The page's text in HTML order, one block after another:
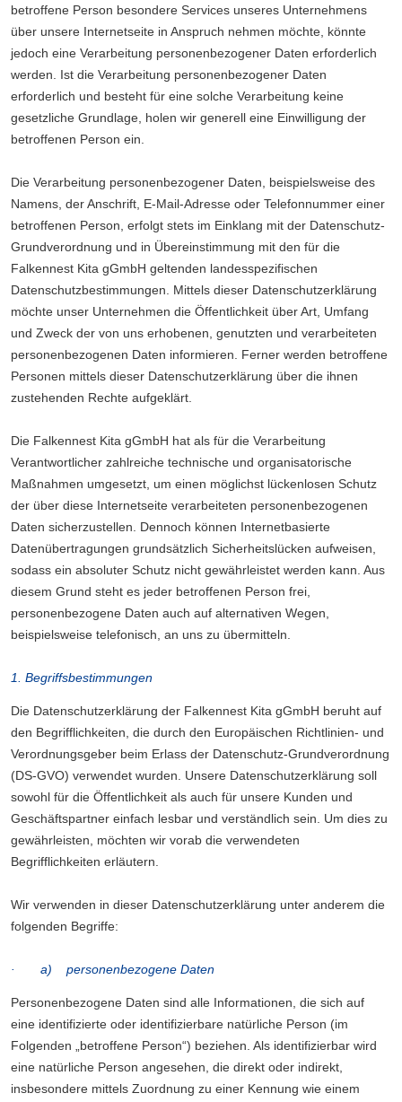
betroffene Person besondere Services unseres Unternehmens
über unsere Internetseite in Anspruch nehmen möchte, könnte
jedoch eine Verarbeitung personenbezogener Daten erforderlich
werden. Ist die Verarbeitung personenbezogener Daten
erforderlich und besteht für eine solche Verarbeitung keine
gesetzliche Grundlage, holen wir generell eine Einwilligung der
betroffenen Person ein.
Die Verarbeitung personenbezogener Daten, beispielsweise des
Namens, der Anschrift, E-Mail-Adresse oder Telefonnummer einer
betroffenen Person, erfolgt stets im Einklang mit der Datenschutz-
Grundverordnung und in Übereinstimmung mit den für die
Falkennest Kita gGmbH geltenden landesspezifischen
Datenschutzbestimmungen. Mittels dieser Datenschutzerklärung
möchte unser Unternehmen die Öffentlichkeit über Art, Umfang
und Zweck der von uns erhobenen, genutzten und verarbeiteten
personenbezogenen Daten informieren. Ferner werden betroffene
Personen mittels dieser Datenschutzerklärung über die ihnen
zustehenden Rechte aufgeklärt.
Die Falkennest Kita gGmbH hat als für die Verarbeitung
Verantwortlicher zahlreiche technische und organisatorische
Maßnahmen umgesetzt, um einen möglichst lückenlosen Schutz
der über diese Internetseite verarbeiteten personenbezogenen
Daten sicherzustellen. Dennoch können Internetbasierte
Datenübertragungen grundsätzlich Sicherheitslücken aufweisen,
sodass ein absoluter Schutz nicht gewährleistet werden kann. Aus
diesem Grund steht es jeder betroffenen Person frei,
personenbezogene Daten auch auf alternativen Wegen,
beispielsweise telefonisch, an uns zu übermitteln.
1. Begriffsbestimmungen
Die Datenschutzerklärung der Falkennest Kita gGmbH beruht auf
den Begrifflichkeiten, die durch den Europäischen Richtlinien- und
Verordnungsgeber beim Erlass der Datenschutz-Grundverordnung
(DS-GVO) verwendet wurden. Unsere Datenschutzerklärung soll
sowohl für die Öffentlichkeit als auch für unsere Kunden und
Geschäftspartner einfach lesbar und verständlich sein. Um dies zu
gewährleisten, möchten wir vorab die verwendeten
Begrifflichkeiten erläutern.
Wir verwenden in dieser Datenschutzerklärung unter anderem die
folgenden Begriffe:
· a) personenbezogene Daten
Personenbezogene Daten sind alle Informationen, die sich auf
eine identifizierte oder identifizierbare natürliche Person (im
Folgenden „betroffene Person“) beziehen. Als identifizierbar wird
eine natürliche Person angesehen, die direkt oder indirekt,
insbesondere mittels Zuordnung zu einer Kennung wie einem